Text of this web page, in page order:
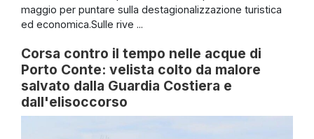
maggio per puntare sulla destagionalizzazione turistica
ed economica.Sulle rive ...
Corsa contro il tempo nelle acque di
Porto Conte: velista colto da malore
salvato dalla Guardia Costiera e
dall'elisoccorso